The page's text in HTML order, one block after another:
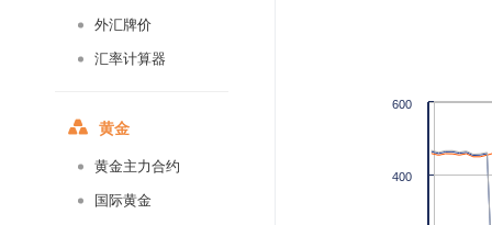
外汇牌价
汇率计算器
黄金
黄金主力合约
国际黄金
400
600